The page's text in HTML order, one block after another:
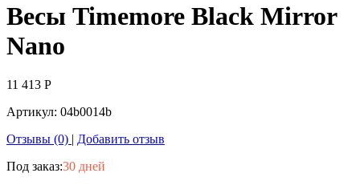
Весы Timemore Black Mirror
Nano
11 413 Р
Артикул: 04b0014b
Отзывы (0) | Добавить отзыв
Под заказ:30 дней